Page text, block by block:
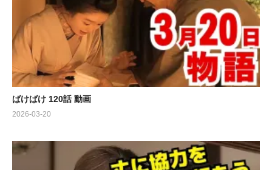
ばけばけ 120話 動画
2026-03-20